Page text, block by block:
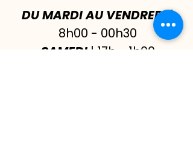
DU MARDI AU VENDREDI|
8h00 - 00h30
SAMEDI| 17h - 1h00